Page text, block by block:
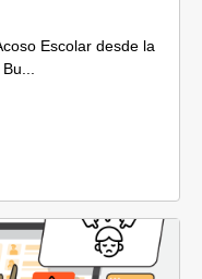
Escolar desde la